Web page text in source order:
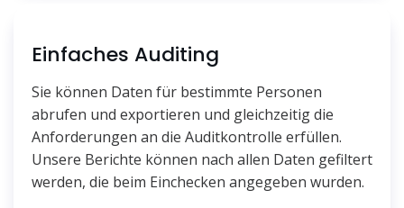
Einfaches Auditing
Sie können Daten für bestimmte Personen
abrufen und exportieren und gleichzeitig die
Anforderungen an die Auditkontrolle erfüllen.
Unsere Berichte können nach allen Daten gefiltert
werden, die beim Einchecken angegeben wurden.